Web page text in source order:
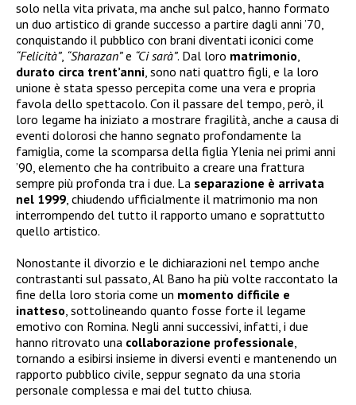
solo nella vita privata, ma anche sul palco, hanno formato
un duo artistico di grande successo a partire dagli anni ’70,
conquistando il pubblico con brani diventati iconici come
“Felicità”, “Sharazan”e “Ci sarà”. Dal loro matrimonio,
durato circa trent’anni, sono nati quattro figli, e la loro
unione è stata spesso percepita come una vera e propria
favola dello spettacolo. Con il passare del tempo, però, il
loro legame ha iniziato a mostrare fragilità, anche a causa di
eventi dolorosi che hanno segnato profondamente la
famiglia, come la scomparsa della figlia Ylenia nei primi anni
’90, elemento che ha contribuito a creare una frattura
sempre più profonda tra i due. La separazione è arrivata
nel 1999, chiudendo ufficialmente il matrimonio ma non
interrompendo del tutto il rapporto umano e soprattutto
quello artistico.
Nonostante il divorzio e le dichiarazioni nel tempo anche
contrastanti sul passato, Al Bano ha più volte raccontato la
fine della loro storia come un momento difficile e
inatteso, sottolineando quanto fosse forte il legame
emotivo con Romina. Negli anni successivi, infatti, i due
hanno ritrovato una collaborazione professionale,
tornando a esibirsi insieme in diversi eventi e mantenendo un
rapporto pubblico civile, seppur segnato da una storia
personale complessa e mai del tutto chiusa.